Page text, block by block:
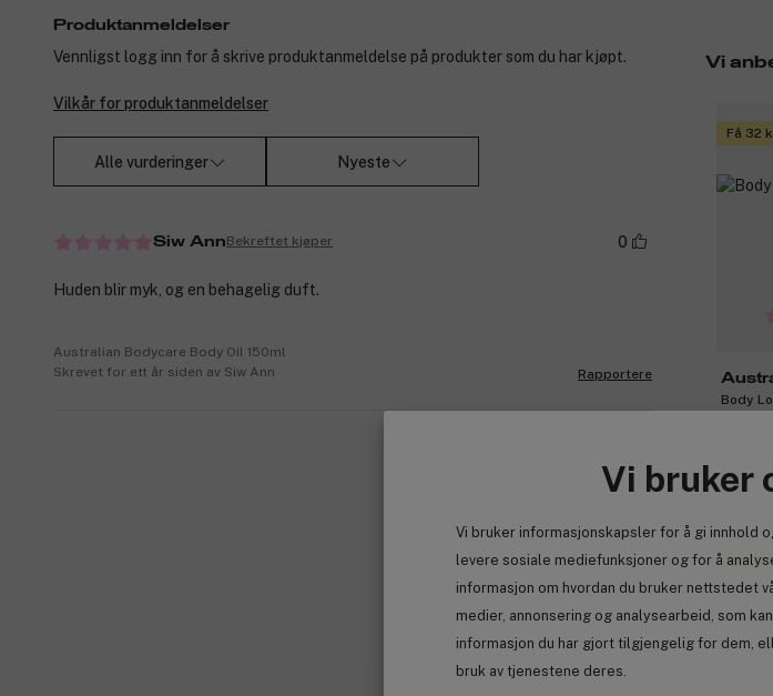
Vi bruker
Vi bruker informasjonskapsler for å gi innhold
levere sosiale mediefunksjoner og for å
informasjon om hvordan du bruker nettstedet
medier, annonsering og analysearbeid, som
informasjon du har gjort tilgjengelig for dem,
bruk av tjenestene deres.
Vi
Få 32
Body
319
Få 21
Produktanmeldelser
Vennligst logg inn for å skrive produktanmeldelse på produkter som du har kjøpt.
Vilkår for produktanmeldelser
Alle vurderinger Nyeste
Siw AnnBekreftet kjøper 0
Huden blir myk, og en behagelig duft.
Australian Bodycare Body Oil 150ml
Skrevet for ett år siden av Siw Ann
Rapportere